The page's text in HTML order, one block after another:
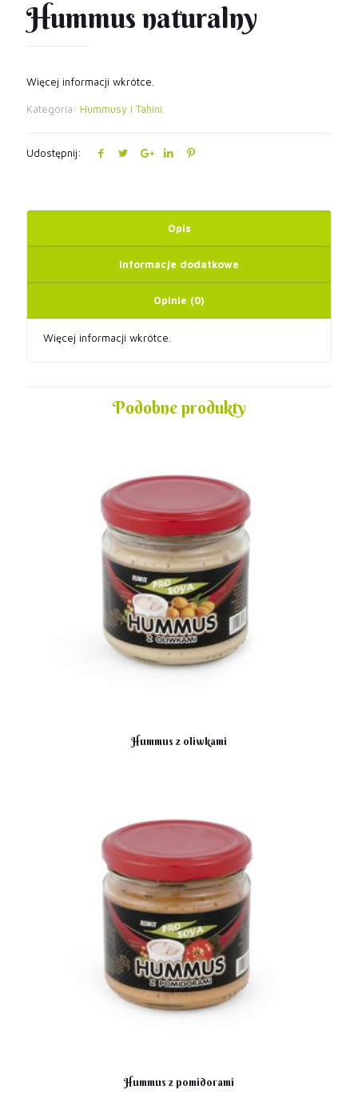
Hummus naturalny
Więcej informacji wkrótce.
Kategoria: Hummusy i Tahini
Udostępnij:
Opis
Informacje dodatkowe
Opinie (0)
Więcej informacji wkrótce.
Podobne produkty
Hummus z oliwkami
Hummus z pomidorami